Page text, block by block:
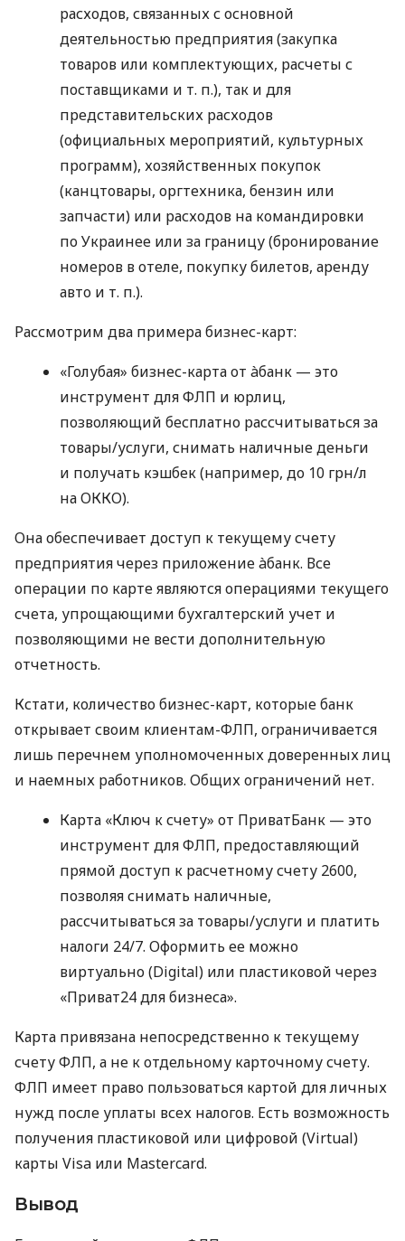
расходов, связанных с основной
деятельностью предприятия (закупка
товаров или комплектующих, расчеты с
поставщиками и т. п.), так и для
представительских расходов
(официальных мероприятий, культурных
программ), хозяйственных покупок
(канцтовары, оргтехника, бензин или
запчасти) или расходов на командировки
по Украинее или за границу (бронирование
номеров в отеле, покупку билетов, аренду
авто и т. п.).
Рассмотрим два примера бизнес-карт:
«Голубая» бизнес-карта от àбанк — это
инструмент для ФЛП и юрлиц,
позволяющий бесплатно рассчитываться за
товары/услуги, снимать наличные деньги
и получать кэшбек (например, до 10 грн/л
на ОККО).
Она обеспечивает доступ к текущему счету
предприятия через приложение àбанк. Все
операции по карте являются операциями текущего
счета, упрощающими бухгалтерский учет и
позволяющими не вести дополнительную
отчетность.
Кстати, количество бизнес-карт, которые банк
открывает своим клиентам-ФЛП, ограничивается
лишь перечнем уполномоченных доверенных лиц
и наемных работников. Общих ограничений нет.
Карта «Ключ к счету» от ПриватБанк — это
инструмент для ФЛП, предоставляющий
прямой доступ к расчетному счету 2600,
позволяя снимать наличные,
рассчитываться за товары/услуги и платить
налоги 24/7. Оформить ее можно
виртуально (Digital) или пластиковой через
«Приват24 для бизнеса».
Карта привязана непосредственно к текущему
счету ФЛП, а не к отдельному карточному счету.
ФЛП имеет право пользоваться картой для личных
нужд после уплаты всех налогов. Есть возможность
получения пластиковой или цифровой (Virtual)
карты Visa или Mastercard.
Вывод